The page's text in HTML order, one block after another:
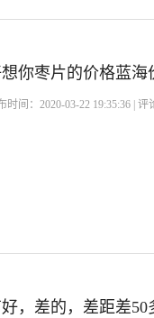
你枣片的价格蓝海
时间：2020-03-22 19:35:36 | 评
，差的，差距差50